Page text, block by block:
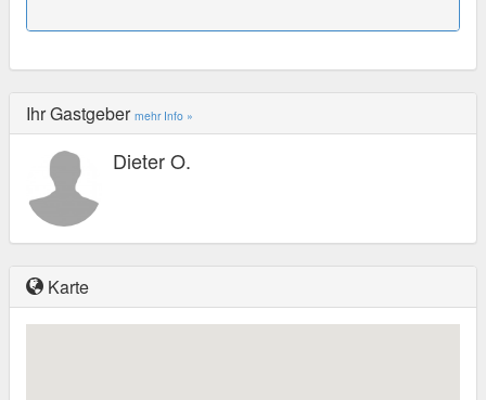
Ihr Gastgeber mehr Info »
Dieter O.
Karte